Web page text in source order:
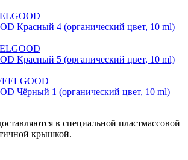
Красный 4 (органический цвет, 10 ml)
Красный 5 (органический цвет, 10 ml)
Чёрный 1 (органический цвет, 10 ml)
в специальной пластмассовой
крышкой.